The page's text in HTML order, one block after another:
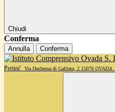
Chiudi
Conferma
Annulla Conferma
Pertini'
Via Duchessa di Galliera, 2 15076 OVADA